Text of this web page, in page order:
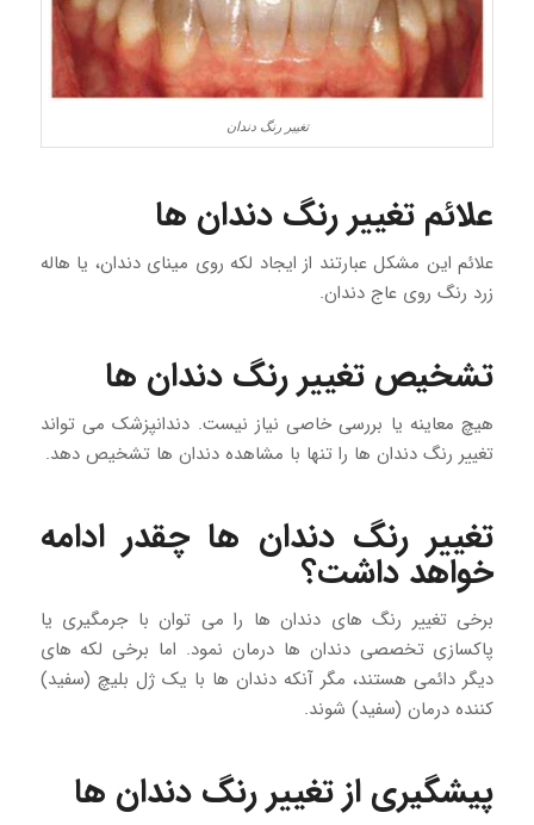
تغییر رنگ دندان
علائم تغییر رنگ دندان ها
علائم این مشکل عبارتند از ایجاد لکه روی مینای دندان، یا هاله
زرد رنگ روی عاج دندان.
تشخیص تغییر رنگ دندان ها
هیچ معاینه یا بررسی خاصی نیاز نیست. دندانپزشک می تواند
تغییر رنگ دندان ها را تنها با مشاهده دندان ها تشخیص دهد.
تغییر رنگ دندان ها چقدر ادامه
خواهد داشت؟
برخی تغییر رنگ های دندان ها را می توان با جرمگیری یا
پاکسازی تخصصی دندان ها درمان نمود. اما برخی لکه های
دیگر دائمی هستند، مگر آنکه دندان ها با یک ژل بلیچ (سفید)
کننده درمان (سفید) شوند.
پیشگیری از تغییر رنگ دندان ها